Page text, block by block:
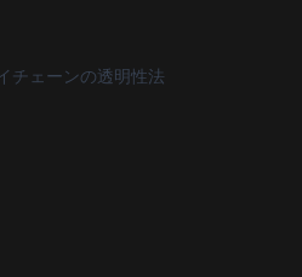
チェーンの透明性法